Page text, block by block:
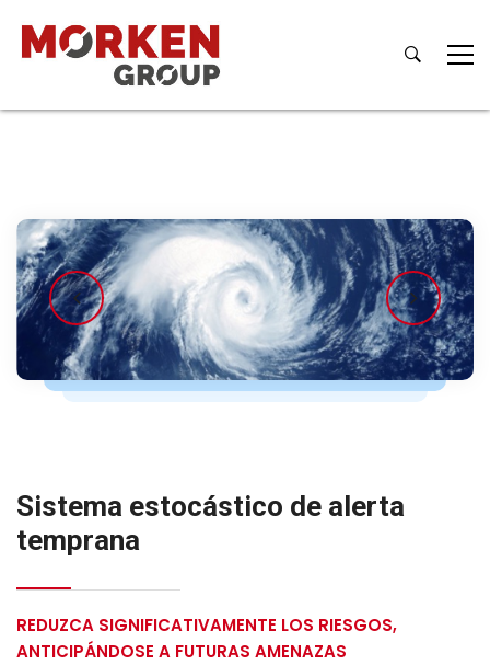
Sistema estocástico de alerta
temprana
REDUZCA SIGNIFICATIVAMENTE LOS RIESGOS,
ANTICIPÁNDOSE A FUTURAS AMENAZAS